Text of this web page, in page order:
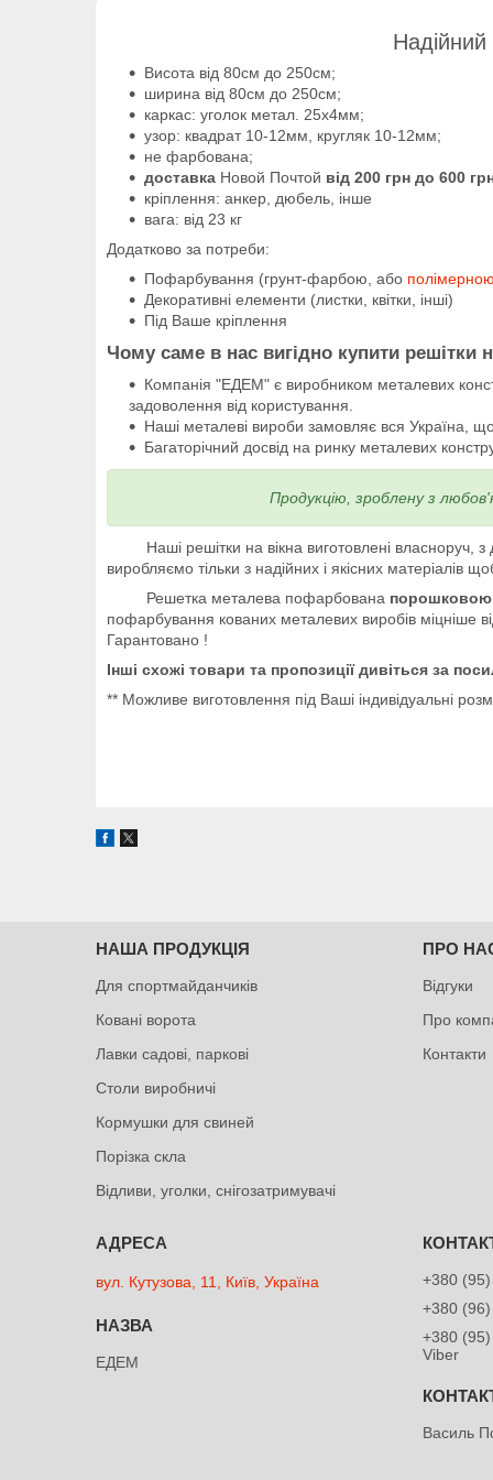
Висота від 80см до 250см;
ширина від 80см до 250см;
каркас: уголок метал. 25х4мм;
узор: квадрат 10-12мм, кругляк 10-12мм;
не фарбована;
доставка Новой Почтой від 200 грн до 600
кріплення: анкер, дюбель, інше
вага: від 23 кг
Додатково за потреби:
Пофарбування (грунт-фарбою, або
Декоративні елементи (листки, квітки, інші)
Під Ваше кріплення
Чому саме в нас вигідно купити решітки
Компанія "ЕДЕМ" є виробником металевих
задоволення від користування.
Наші металеві вироби замовляє вся Україна, що
Багаторічний досвід на ринку металевих
Продукцію, зроблену з
Наші решітки на вікна виготовлені власноруч, з
виробляємо тільки з надійних і якісних матеріалів
Решетка металева пофарбована
пофарбування кованих металевих виробів міцніше
Гарантовано !
Інші схожі товари та пропозиції дивіться за
** Можливе виготовлення під Ваші індивідуальні
НАША ПРОДУКЦІЯ
Для спортмайданчиків
Ковані ворота
Лавки садові, паркові
Столи виробничі
Кормушки для свиней
Порізка скла
Відливи, уголки, снігозатримувачі
ПРО
Відгуки
Про
Контакти
вул. Кутузова, 11, Київ, Україна
ЕДЕМ
+380
+380
+380
Viber
Василь